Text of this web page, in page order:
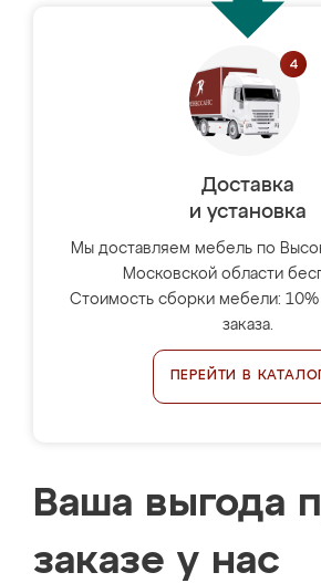
Доставка
и установка
Мы доставляем мебель по
Московской области
Стоимость сборки мебели: 10%
заказа.
ПЕРЕЙТИ В
Ваша выгода
заказе у нас